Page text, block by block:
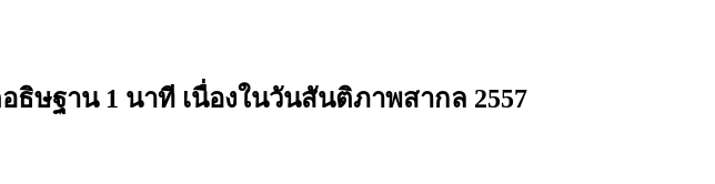
ษฐาน 1 นาที เนื่องในวันสันติภาพสากล 2557